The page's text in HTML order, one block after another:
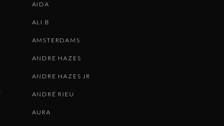
AIDA
ALI B
AMSTERDAMS
ANDRE HAZES
ANDRE HAZES JR
ANDRÉ RIEU
AURA